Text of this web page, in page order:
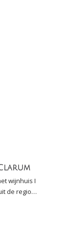
wijnhuis I
de regio